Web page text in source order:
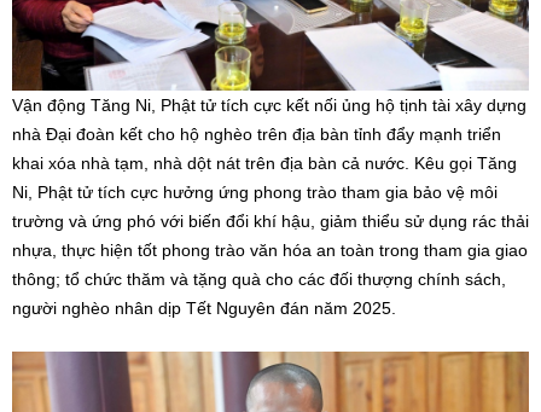
Vận động Tăng Ni, Phật tử tích cực kết nối ủng hộ tịnh tài xây dựng
nhà Đại đoàn kết cho hộ nghèo trên địa bàn tỉnh đẩy mạnh triển
khai xóa nhà tạm, nhà dột nát trên địa bàn cả nước. Kêu gọi Tăng
Ni, Phật tử tích cực hưởng ứng phong trào tham gia bảo vệ môi
trường và ứng phó với biến đổi khí hậu, giảm thiểu sử dụng rác thải
nhựa, thực hiện tốt phong trào văn hóa an toàn trong tham gia giao
thông; tổ chức thăm và tặng quà cho các đối thượng chính sách,
người nghèo nhân dịp Tết Nguyên đán năm 2025.